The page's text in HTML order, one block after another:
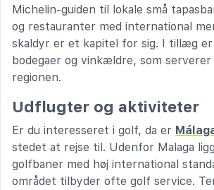
Michelin-guiden til lokale små
og restauranter med international
skaldyr er et kapitel for sig. I tillæg er
bodegaer og vinkældre, som
regionen.
Udflugter og aktiviteter
Er du interesseret i golf, da er
stedet at rejse til. Udenfor Malaga
golfbaner med høj international
området tilbyder ofte golf service.